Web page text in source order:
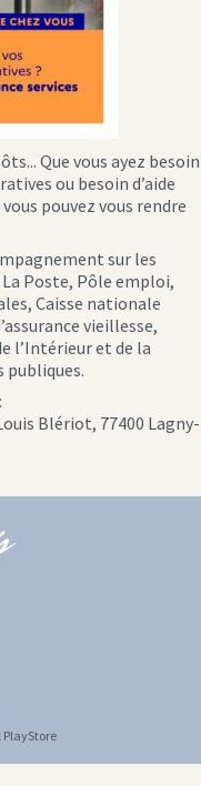
Que vous ayez besoin
ou besoin d’aide
pouvez vous rendre
sur les
Poste, Pôle emploi,
Caisse nationale
vieillesse,
l’Intérieur et de la
publiques.
Blériot, 77400 Lagny-
PlayStore